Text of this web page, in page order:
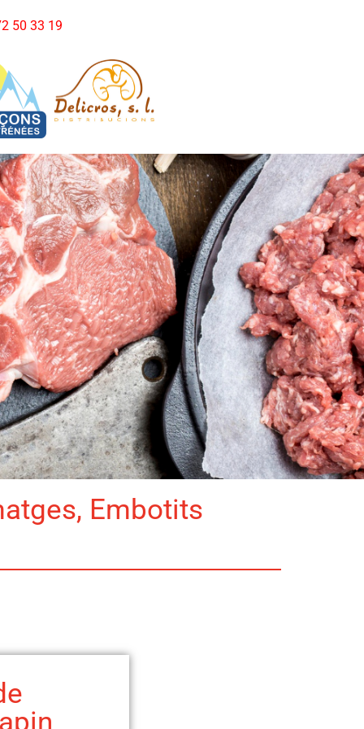
50 33 19
Embotits